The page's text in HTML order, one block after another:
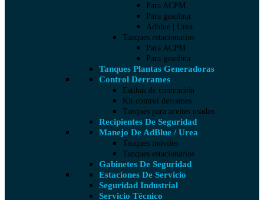
Para ACPM
Para gasolina
Adblue | Urea
Tanques estacionarios
Para ACPM
Para gasolina
Tanques Plantas Generadoras
Control Derrames
Estibas de contención
Kit control derrames
Tanques para aceites usados
Recipientes De Seguridad
Manejo De AdBlue / Urea
Tanques móviles
Tanques estacionarios
Gabinetes De Seguridad
Estaciones De Servicio
Seguridad Industrial
Servicio Técnico